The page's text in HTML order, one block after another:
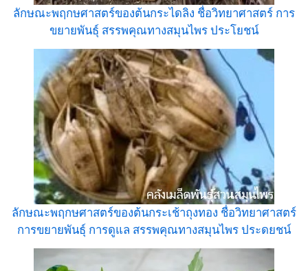
ลักษณะพฤกษศาสตร์ของต้นกระไดลิง ชื่อวิทยาศาสตร์ การ
ขยายพันธุ์ สรรพคุณทางสมุนไพร ประโยชน์
ลักษณะพฤกษศาสตร์ของต้นกระเช้าถุงทอง ชื่อวิทยาศาสตร์
การขยายพันธุ์ การดูแล สรรพคุณทางสมุนไพร ประดยชน์